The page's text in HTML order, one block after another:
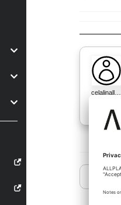
celalinall…
« Zurück